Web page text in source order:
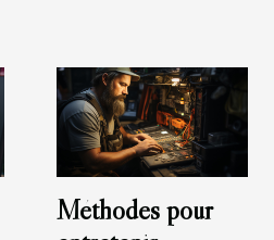
Méthodes pour